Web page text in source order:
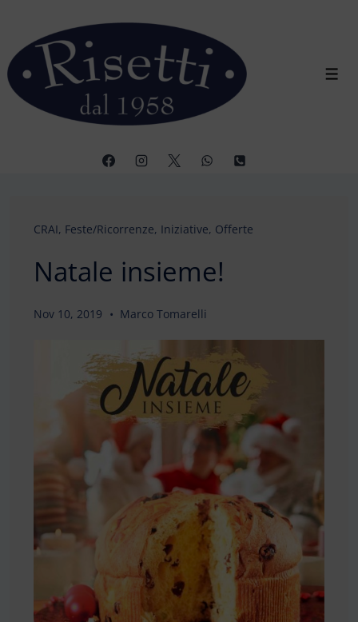
contenuto
principale
CRAI, Feste/Ricorrenze, Iniziative, Offerte
Natale insieme!
Nov 10, 2019 Marco Tomarelli